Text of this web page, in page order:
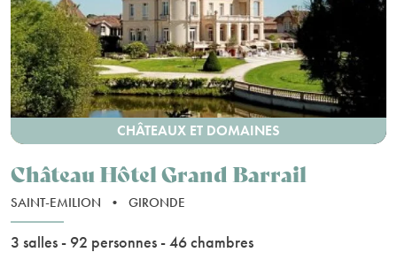
CHÂTEAUX ET DOMAINES
Château Hôtel Grand Barrail
SAINT-EMILION • GIRONDE
3 salles - 92 personnes - 46 chambres